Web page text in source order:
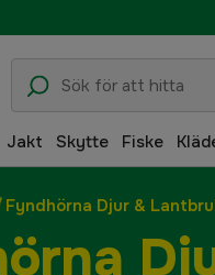
Jakt Skytte Fiske
Fyndhörna Djur &